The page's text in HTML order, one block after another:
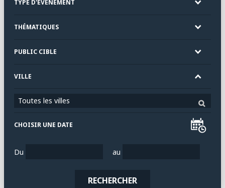
TYPE D'ÉVÉNEMENT
THÉMATIQUES
PUBLIC CIBLE
VILLE
Toutes les villes
CHOISIR UNE DATE
Du au
RECHERCHER